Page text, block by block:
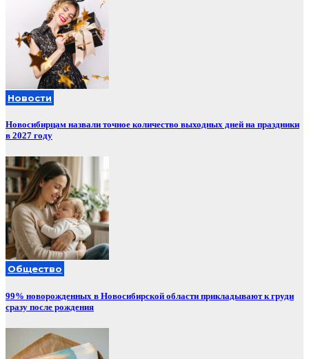
Новости
Новосибирцам назвали точное количество выходных дней на праздники
в 2027 году
Общество
99% новорожденных в Новосибирской области прикладывают к груди
сразу после рождения